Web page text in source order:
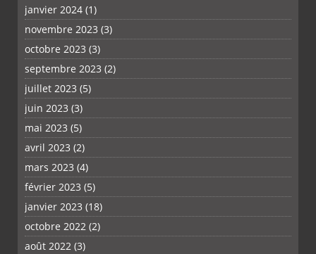
janvier 2024 (1)
novembre 2023 (3)
octobre 2023 (3)
septembre 2023 (2)
juillet 2023 (5)
juin 2023 (3)
mai 2023 (5)
avril 2023 (2)
mars 2023 (4)
février 2023 (5)
janvier 2023 (18)
octobre 2022 (2)
août 2022 (3)